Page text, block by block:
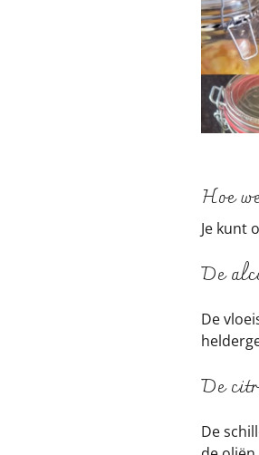
Hoe
Je kunt
De
De
De
De